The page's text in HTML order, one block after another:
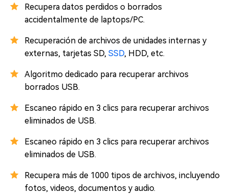
Recupera datos perdidos o borrados
accidentalmente de laptops/PC.
Recuperación de archivos de unidades internas y
externas, tarjetas SD, SSD, HDD, etc.
Algoritmo dedicado para recuperar archivos
borrados USB.
Escaneo rápido en 3 clics para recuperar archivos
eliminados de USB.
Escaneo rápido en 3 clics para recuperar archivos
eliminados de USB.
Recupera más de 1000 tipos de archivos, incluyendo
fotos, videos, documentos y audio.